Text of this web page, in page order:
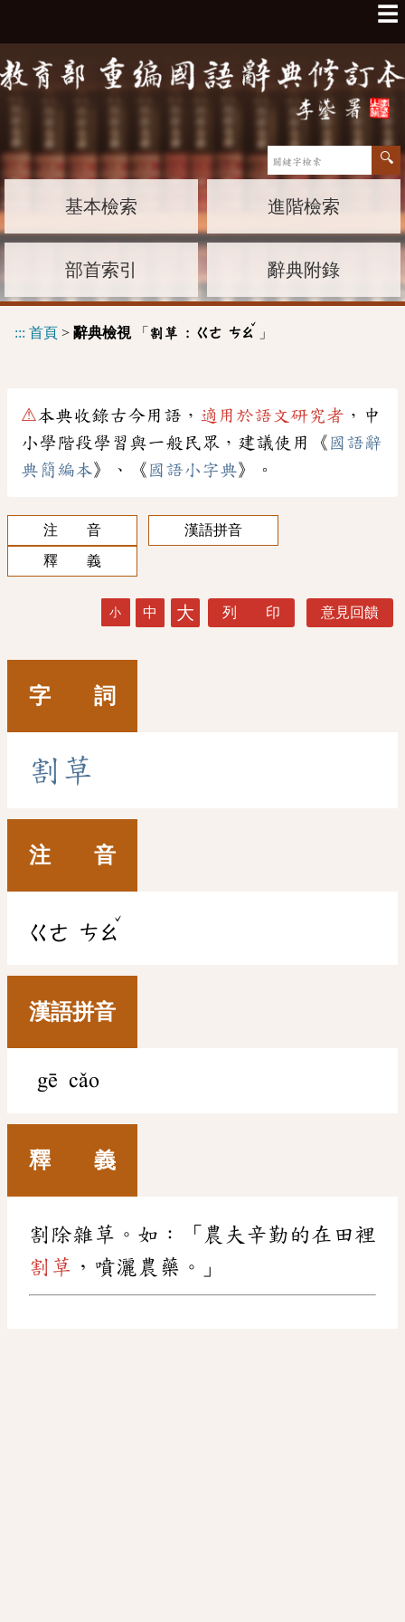
☰
基本檢索 進階檢索
部首索引 辭典附錄
::: 首頁 > 辭典檢視「 割草 : ㄍㄜ ㄘㄠ
ˇ
」
⚠本典收錄古今用語， 適用於語文研究者 ，中
小學階段學習與一般民眾，建議使用《 國語辭
典簡編本》、《 國語小字典》。
注 音
漢語拼音
釋 義
小 中 大 列 印 意見回饋
字 詞
割 草
注 音
ㄍㄜ ㄘㄠ
ˇ
漢語拼音
gē cǎo
釋 義
割除雜草。如：「農夫辛勤的在田裡
割草 ，噴灑農藥。」